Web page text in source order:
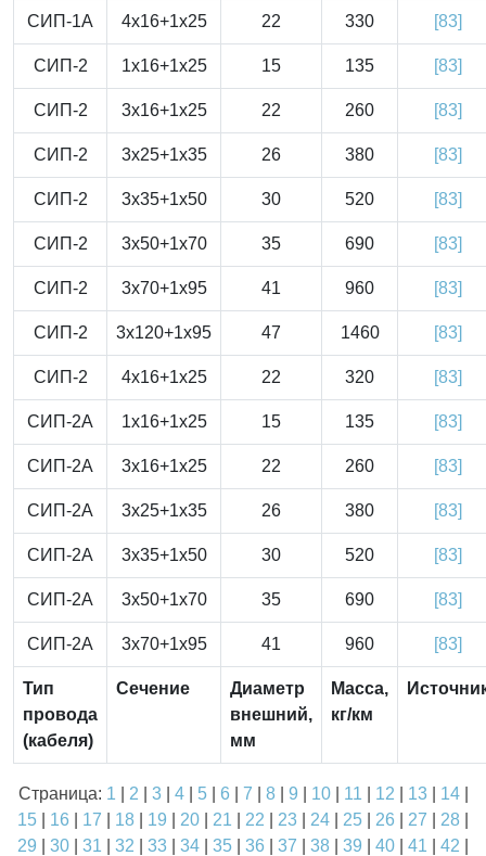
СИП-1А 4x16+1x25 22 330 [83]
СИП-2 1x16+1x25 15 135 [83]
СИП-2 3x16+1x25 22 260 [83]
СИП-2 3x25+1x35 26 380 [83]
СИП-2 3x35+1x50 30 520 [83]
СИП-2 3x50+1x70 35 690 [83]
СИП-2 3x70+1x95 41 960 [83]
СИП-2 3x120+1x95 47 1460 [83]
СИП-2 4x16+1x25 22 320 [83]
СИП-2А 1x16+1x25 15 135 [83]
СИП-2А 3x16+1x25 22 260 [83]
СИП-2А 3x25+1x35 26 380 [83]
СИП-2А 3x35+1x50 30 520 [83]
СИП-2А 3x50+1x70 35 690 [83]
СИП-2А 3x70+1x95 41 960 [83]
Тип
провода
(кабеля)
Сечение
Диаметр
внешний,
мм
Масса,
кг/км
Страница: 1 2 3| 4| 5| 6 7 8| 9 10| 11 12 13| 14|
15
16 17 18 19 20 21 22 23 24 25 26 27 28
29
30 31 32 33 34 35 36 37 38 39 40 41 42